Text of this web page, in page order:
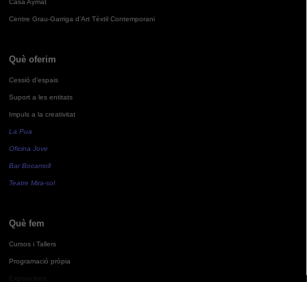
Casa Aymat
Centre Grau-Garriga d'Art Tèxtil Contemporani
Què oferim
Cessió d'espais
Suport a les entitats
Impuls a la creativitat
La Pua
Oficina Jove
Bar Bocamoll
Teatre Mira-sol
Què fem
Cursos i Tallers
Programació pròpia